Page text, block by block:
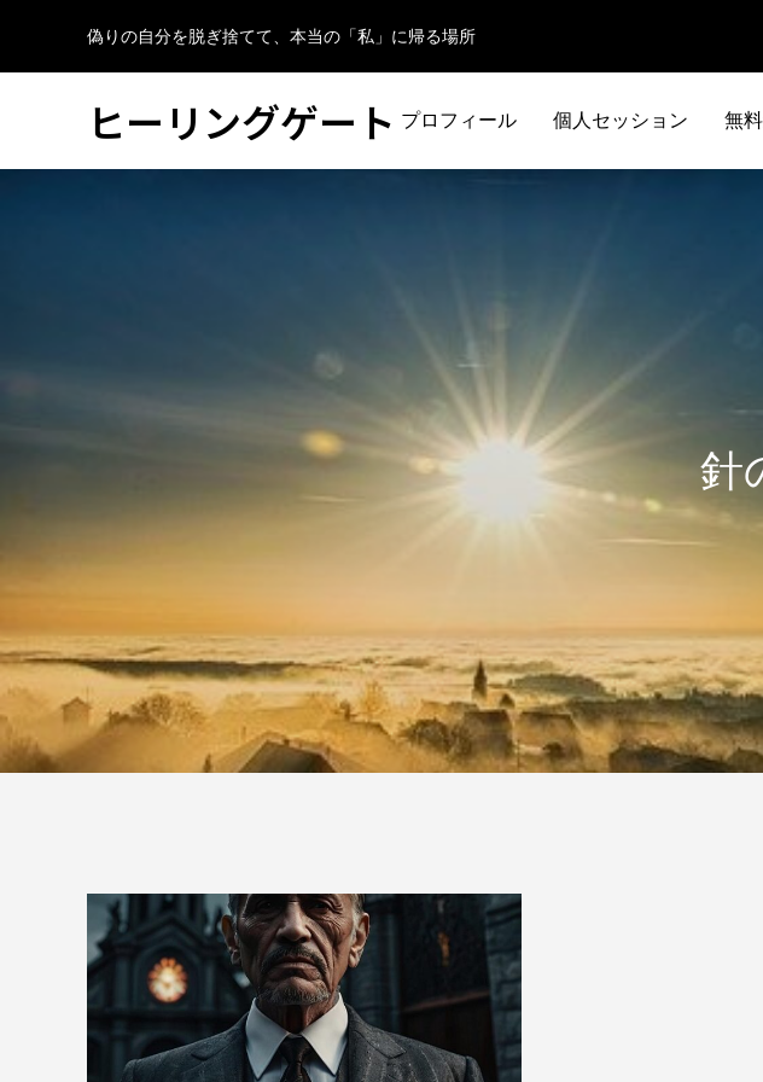
偽りの自分を脱ぎ捨てて、本当の「私」に帰る場所
ヒーリングゲート プロフィール 個人セッション 無
針